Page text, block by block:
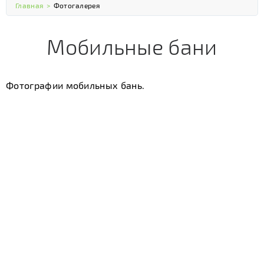
Главная > Фотогалерея
Мобильные бани
Фотографии мобильных бань.